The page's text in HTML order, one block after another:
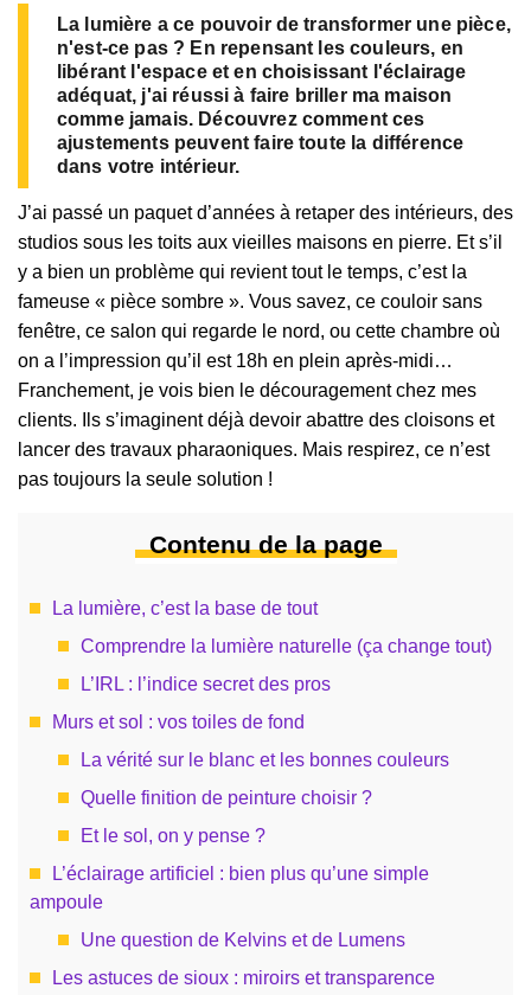
La lumière a ce pouvoir de transformer une pièce,
n'est-ce pas ? En repensant les couleurs, en
libérant l'espace et en choisissant l'éclairage
adéquat, j'ai réussi à faire briller ma maison
comme jamais. Découvrez comment ces
ajustements peuvent faire toute la différence
dans votre intérieur.
J’ai passé un paquet d’années à retaper des intérieurs, des
studios sous les toits aux vieilles maisons en pierre. Et s’il
y a bien un problème qui revient tout le temps, c’est la
fameuse « pièce sombre ». Vous savez, ce couloir sans
fenêtre, ce salon qui regarde le nord, ou cette chambre où
on a l’impression qu’il est 18h en plein après-midi…
Franchement, je vois bien le découragement chez mes
clients. Ils s’imaginent déjà devoir abattre des cloisons et
lancer des travaux pharaoniques. Mais respirez, ce n’est
pas toujours la seule solution !
Contenu de la page
La lumière, c’est la base de tout
Comprendre la lumière naturelle (ça change tout)
L’IRL : l’indice secret des pros
Murs et sol : vos toiles de fond
La vérité sur le blanc et les bonnes couleurs
Quelle finition de peinture choisir ?
Et le sol, on y pense ?
L’éclairage artificiel : bien plus qu’une simple
ampoule
Une question de Kelvins et de Lumens
Les astuces de sioux : miroirs et transparence